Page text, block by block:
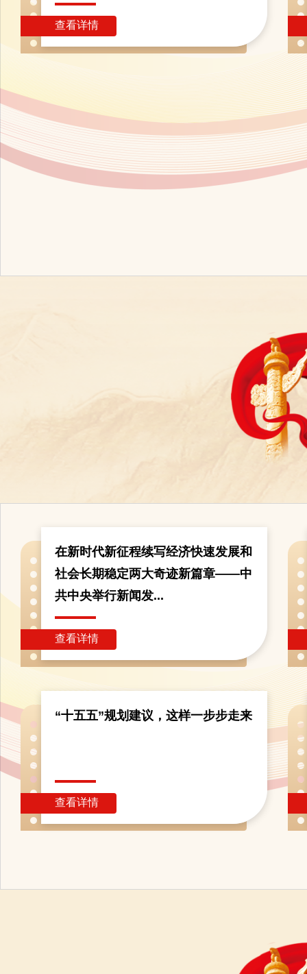
在新时代新征程续写经济快速发展和
社会长期稳定两大奇迹新篇章——中
共中央举行新闻发...
“十五五”规划建议，这样一步步走来